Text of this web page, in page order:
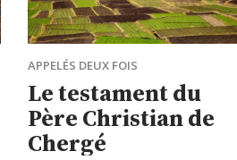
APPELÉS DEUX FOIS
Le testament du
Père Christian de
Chergé